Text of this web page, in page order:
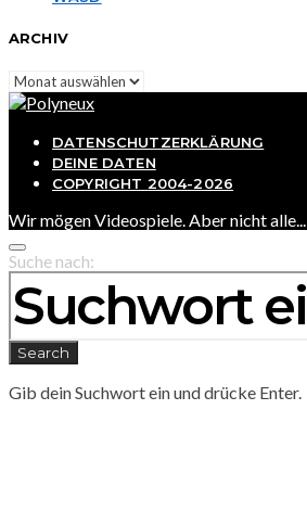
ARCHIV
Archiv
DATENSCHUTZERKLÄRUNG
DEINE DATEN
COPYRIGHT 2004-2026
Wir mögen Videospiele. Aber nicht alle...
Suche nach:
Search
Gib dein Suchwort ein und drücke Enter.